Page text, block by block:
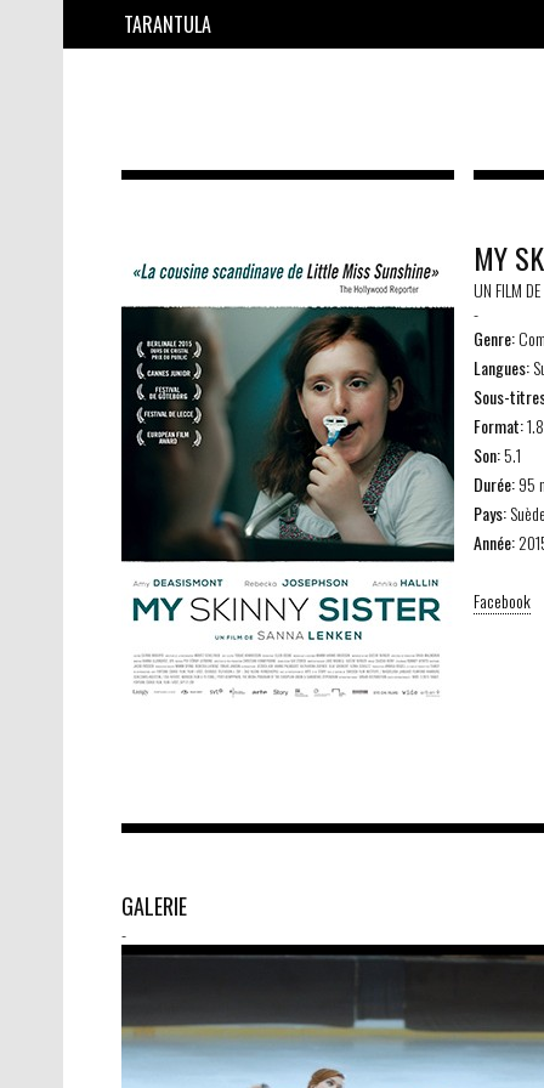
TARANTULA
MY
UN FILM
-
Genre:
Langues:
Sous-
Format:
Son:5.1
Durée:95
Pays:
Année:
Facebook
GALERIE
-